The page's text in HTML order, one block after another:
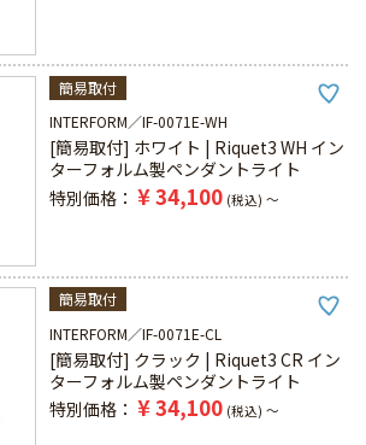
簡易取付
INTERFORM
IF-0071E-WH
[簡易取付] ホワイト | Riquet3 WH イン
ターフォルム製ペンダントライト
特別価格
¥34,100 税込 〜
簡易取付
INTERFORM
IF-0071E-CL
[簡易取付] クラック | Riquet3 CR イン
ターフォルム製ペンダントライト
特別価格
¥34,100 税込 〜